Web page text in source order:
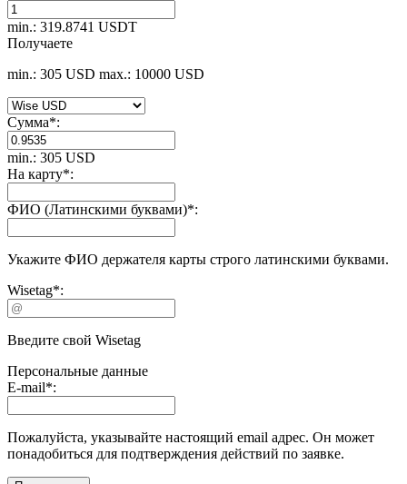
min.: 319.8741 USDT
Получаете
min.: 305 USD max.: 10000 USD
Сумма*:
min.: 305 USD
На карту*:
ФИО (Латинскими буквами)*:
Укажите ФИО держателя карты строго латинскими буквами.
Wisetag*:
Введите свой Wisetag
Персональные данные
E-mail*:
Пожалуйста, указывайте настоящий email адрес. Он может
понадобиться для подтверждения действий по заявке.